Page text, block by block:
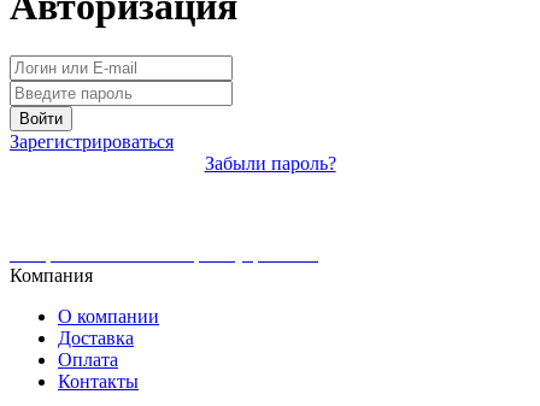
Войти
Зарегистрироваться
Забыли пароль?
Компания
О компании
Доставка
Оплата
Контакты